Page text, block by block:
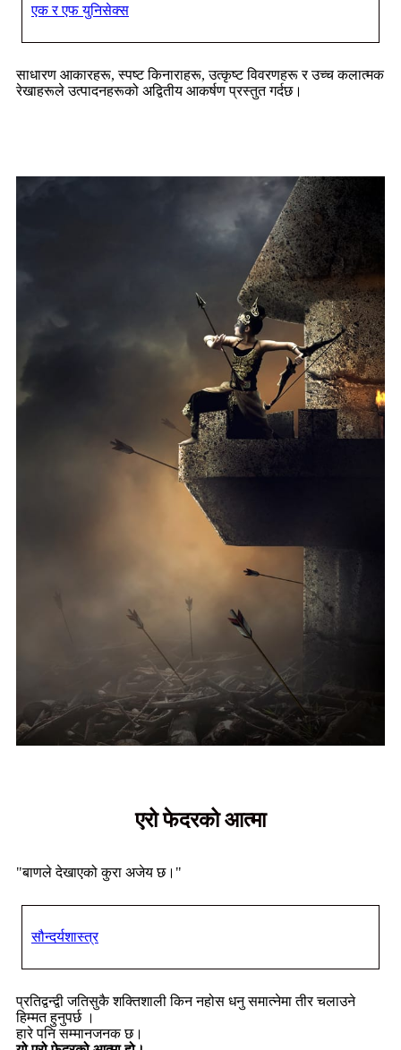
एक र एफ युनिसेक्स
साधारण आकारहरू, स्पष्ट किनाराहरू, उत्कृष्ट विवरणहरू र उच्च कलात्मक
रेखाहरूले उत्पादनहरूको अद्वितीय आकर्षण प्रस्तुत गर्दछ।
एरो फेदरको आत्मा
"बाणले देखाएको कुरा अजेय छ।"
सौन्दर्यशास्त्र
प्रतिद्वन्द्वी जतिसुकै शक्तिशाली किन नहोस धनु समात्नेमा तीर चलाउने
हिम्मत हुनुपर्छ ।
हारे पनि सम्मानजनक छ।